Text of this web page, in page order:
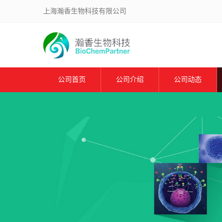
上海瀚香生物科技有限公司
公司首页 公司介绍 公司动态